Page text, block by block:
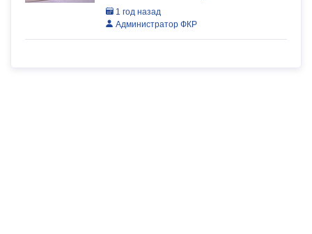
1 год назад
Администратор ФКР